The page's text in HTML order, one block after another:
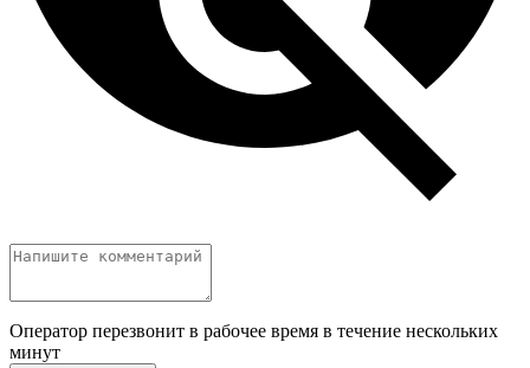
Оператор перезвонит в рабочее время в течение нескольких
минут